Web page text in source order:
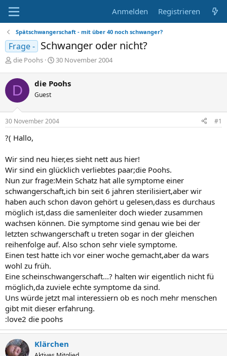
Anmelden Registrieren
Spätschwangerschaft - mit über 40 noch schwanger?
Frage - Schwanger oder nicht?
E
s
t
e
l
l
e
die Poohs
E
t
l
t
30 November 2004
D die Poohs
Guest
30 November 2004 #1
?( Hallo,
Wir sind neu hier,es sieht nett aus hier!
Wir sind ein glücklich verliebtes paar;die Poohs.
Nun zur frage:Mein Schatz hat alle symptome einer
schwangerschaft,ich bin seit 6 jahren sterilisiert,aber wir
haben auch schon davon gehört u gelesen,dass es durchaus
möglich ist,dass die samenleiter doch wieder zusammen
wachsen können. Die symptome sind genau wie bei der
letzten schwangerschaft u treten sogar in der gleichen
reihenfolge auf. Also schon sehr viele symptome.
Einen test hatte ich vor einer woche gemacht,aber da wars
wohl zu früh.
Eine scheinschwangerschaft...? halten wir eigentlich nicht fü
möglich,da zuviele echte symptome da sind.
Uns würde jetzt mal interessiern ob es noch mehr menschen
gibt mit dieser erfahrung.
:love2 die poohs
Klärchen